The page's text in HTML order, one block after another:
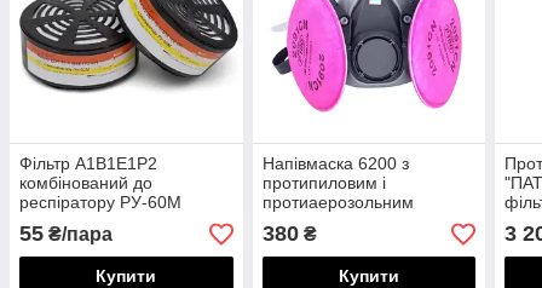
Фільтр А1В1Е1Р2
комбінований до
респіратору РУ-60М
55 ₴/пара
Купити
Напівмаска 6200 з
протипиловим і
протиаерозольним
фільтром 6091
380₴
Купити
3